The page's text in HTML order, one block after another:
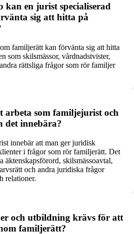
en jurist specialiserad
sig att hitta på
familjerätt kan förvänta sig att hitta
som skilsmässor, vårdnadstvister,
rättsliga frågor som rör familjer
arbeta som familjejurist och
det innebära?
innebär att man ger juridisk
i frågor som rör familjerätt. Det
äktenskapsförord, skilsmässoavtal,
och andra juridiska frågor
relationer.
och utbildning krävs för att
familjerätt?